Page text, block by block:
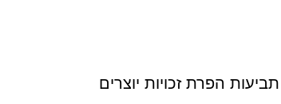
הפרת זכויות יוצרים